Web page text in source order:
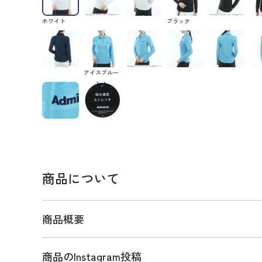
ホワイト ブラック
アイスブルー
商品について
商品概要
商品のInstagram投稿